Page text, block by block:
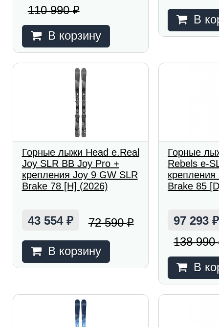
110 990₽
В корзину
В
Горные лыжи Head e.Real
Joy SLR BB Joy Pro +
крепления Joy 9 GW SLR
Brake 78 [H] (2026)
43 554 ₽ 72 590₽
В корзину
Горные
Rebels e-
Brake 85
97 293₽
138 990
В